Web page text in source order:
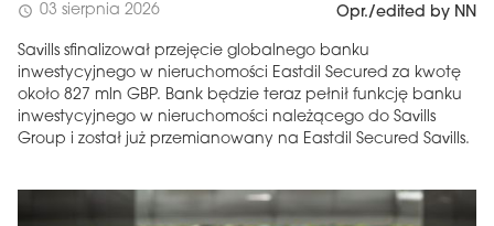
schedule 03 sierpnia 2026 Opr./edited by NN
Savills sfinalizował przejęcie globalnego banku
inwestycyjnego w nieruchomości Eastdil Secured za kwotę
około 827 mln GBP. Bank będzie teraz pełnił funkcję banku
inwestycyjnego w nieruchomości należącego do Savills
Group i został już przemianowany na Eastdil Secured Savills.